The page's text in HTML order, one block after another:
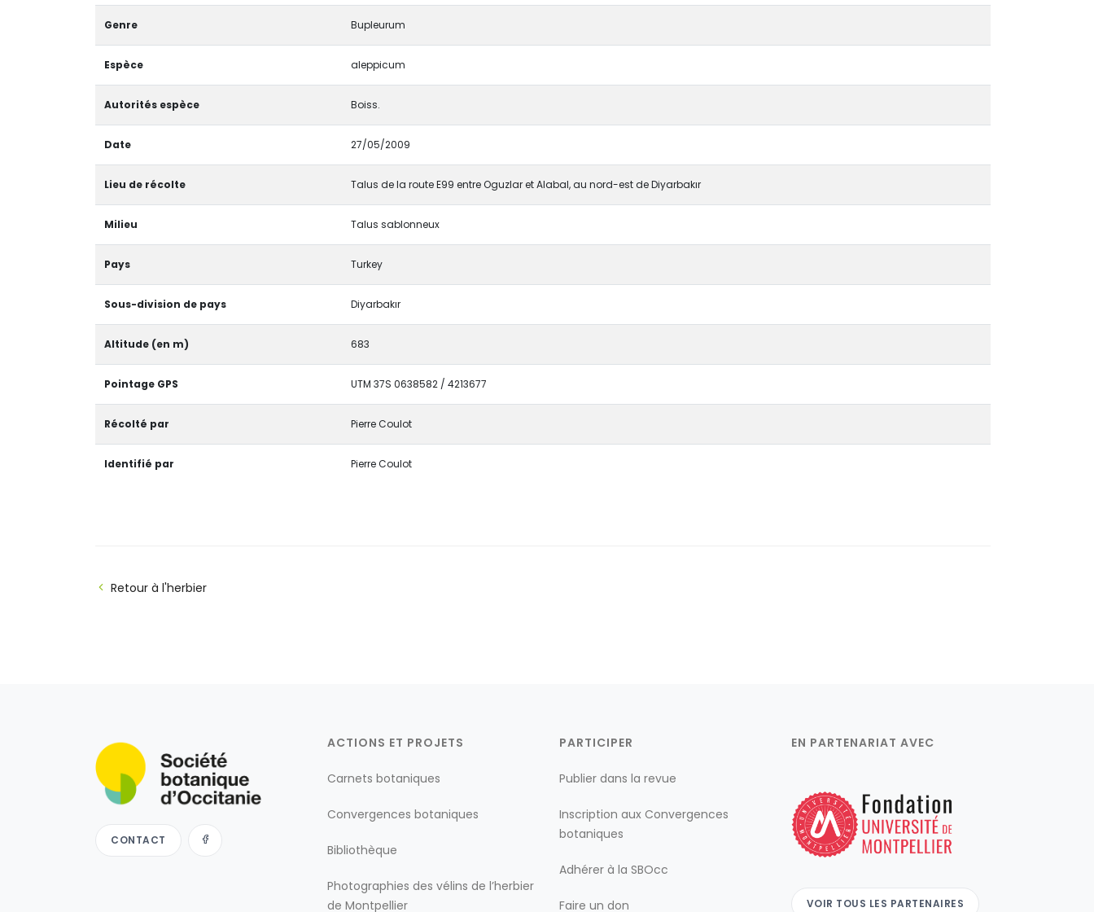
Genre Bupleurum
Espèce aleppicum
Autorités espèce Boiss.
Date 27/05/2009
Lieu de récolte Talus de la route E99 entre Oguzlar et Alabal, au nord-est de Diyarbakır
Milieu Talus sablonneux
Pays Turkey
Sous-division de pays Diyarbakır
Altitude (en m) 683
Pointage GPS UTM 37S 0638582 / 4213677
Récolté par Pierre Coulot
Identifié par Pierre Coulot
Retour à l'herbier
CONTACT
ACTIONS ET PROJETS
Carnets botaniques
Convergences botaniques
Bibliothèque
Photographies des vélins de l’herbier
de Montpellier
PARTICIPER
Publier dans la revue
Inscription aux Convergences
botaniques
Adhérer à la SBOcc
Faire un don
EN PARTENARIAT AVEC
VOIR TOUS LES PARTENAIRES